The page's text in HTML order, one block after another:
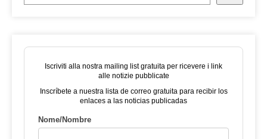
Iscriviti alla nostra mailing list gratuita per ricevere i link
alle notizie pubblicate
Inscríbete a nuestra lista de correo gratuita para recibir los
enlaces a las noticias publicadas
Nome/Nombre